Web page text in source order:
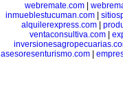
webremate.com|
inmueblestucuman.com
alquilerexpress.com
ventaconsultiva.com
asesoresenturismo.com|